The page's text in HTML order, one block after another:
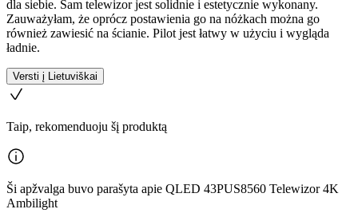
dla siebie. Sam telewizor jest solidnie i estetycznie wykonany.
Zauważyłam, że oprócz postawienia go na nóżkach można go
również zawiesić na ścianie. Pilot jest łatwy w użyciu i wygląda
ładnie.
Versti į Lietuviškai
Taip, rekomenduoju šį produktą
Ši apžvalga buvo parašyta apie QLED 43PUS8560 Telewizor 4K
Ambilight